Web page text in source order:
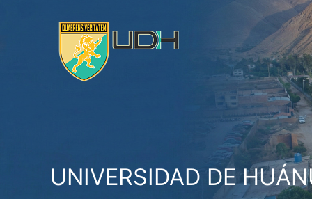
UNIVERSIDAD DE
EFICACIA DEL EUGENOL
ALVEOLITIS EN EL PUESTO DE